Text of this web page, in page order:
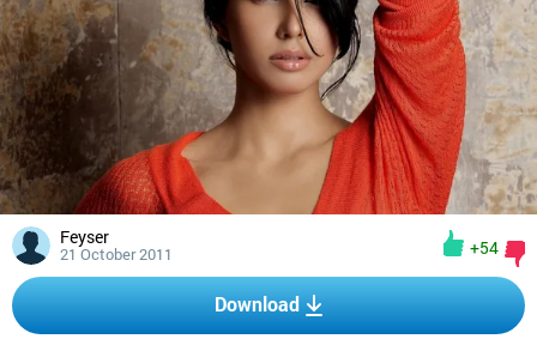
Feyser
21 October 2011 +54
Download